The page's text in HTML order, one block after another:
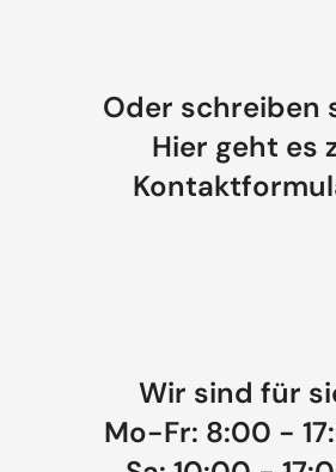
Oder schreiben
Hier geht es
Wir sind für
Mo-Fr: 8:00 -